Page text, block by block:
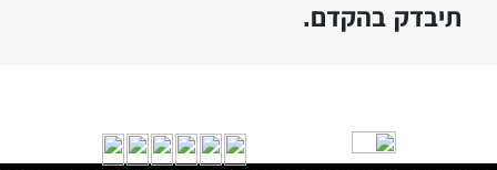
תיבדק בהקדם.